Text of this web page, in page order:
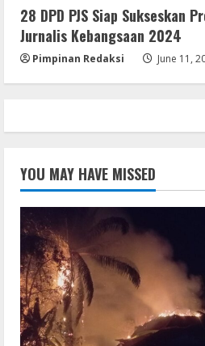
28 DPD PJS Siap Sukseskan
Jurnalis Kebangsaan 2024
Pimpinan Redaksi June 11,
YOU MAY HAVE MISSED